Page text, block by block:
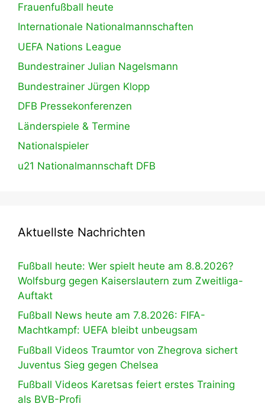
Frauenfußball heute
Internationale Nationalmannschaften
UEFA Nations League
Bundestrainer Julian Nagelsmann
Bundestrainer Jürgen Klopp
DFB Pressekonferenzen
Länderspiele & Termine
Nationalspieler
u21 Nationalmannschaft DFB
Aktuellste Nachrichten
Fußball heute: Wer spielt heute am 8.8.2026?
Wolfsburg gegen Kaiserslautern zum Zweitliga-
Auftakt
Fußball News heute am 7.8.2026: FIFA-
Machtkampf: UEFA bleibt unbeugsam
Fußball Videos Traumtor von Zhegrova sichert
Juventus Sieg gegen Chelsea
Fußball Videos Karetsas feiert erstes Training
als BVB-Profi